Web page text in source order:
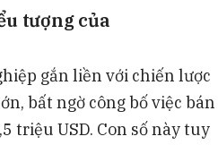
tượng của
gắn liền với chiến lược
bất ngờ công bố việc bán
triệu USD. Con số này tuy